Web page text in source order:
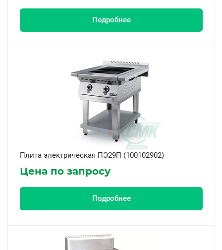
Подробнее
Плита электрическая ПЭ29П (100102902)
Цена по запросу
Подробнее